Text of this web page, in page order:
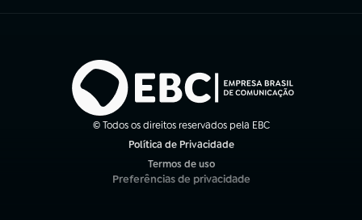
© Todos os direitos reservados pela EBC
Política de Privacidade
Termos de uso
(abre em nova aba)
Preferências de privacidade